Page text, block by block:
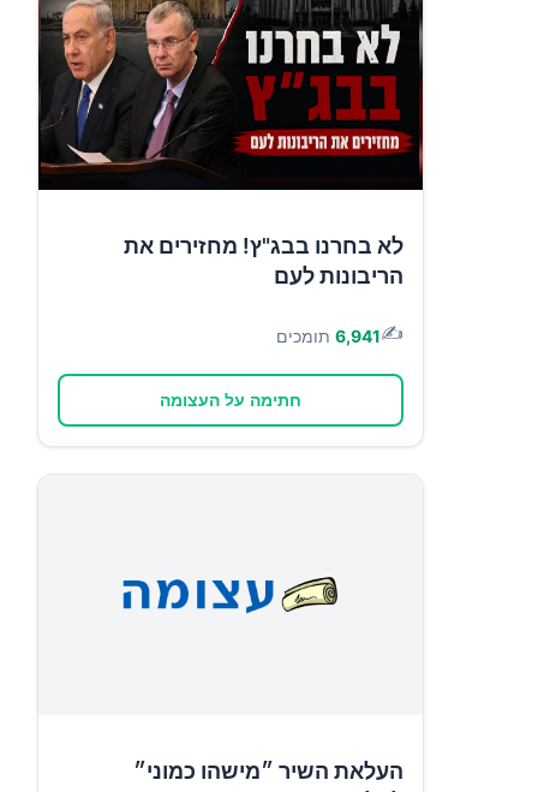
לא בחרנו בבג"ץ! מחזירים את
הריבונות לעם
✍️
6,941 תומכים
חתימה על העצומה
העלאת השיר ״מישהו כמוני״